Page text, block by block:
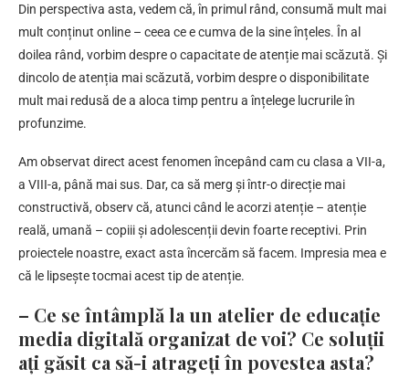
Din perspectiva asta, vedem că, în primul rând, consumă mult mai
mult conținut online – ceea ce e cumva de la sine înțeles. În al
doilea rând, vorbim despre o capacitate de atenție mai scăzută. Și
dincolo de atenția mai scăzută, vorbim despre o disponibilitate
mult mai redusă de a aloca timp pentru a înțelege lucrurile în
profunzime.
Am observat direct acest fenomen începând cam cu clasa a VII-a,
a VIII-a, până mai sus. Dar, ca să merg și într-o direcție mai
constructivă, observ că, atunci când le acorzi atenție – atenție
reală, umană – copiii și adolescenții devin foarte receptivi. Prin
proiectele noastre, exact asta încercăm să facem. Impresia mea e
că le lipsește tocmai acest tip de atenție.
– Ce se întâmplă la un atelier de educație
media digitală organizat de voi? Ce soluții
ați găsit ca să-i atrageți în povestea asta?